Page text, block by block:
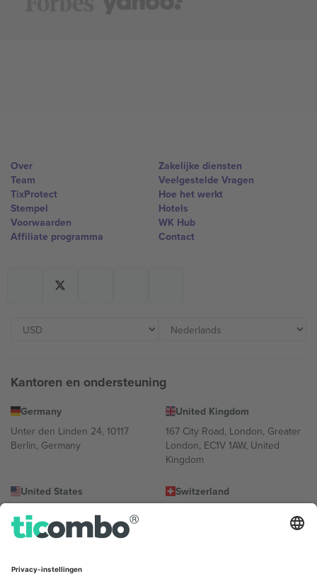
Over
Team
TixProtect
Stempel
Voorwaarden
Affiliate programma
Zakelijke diensten
Veelgestelde Vragen
Hoe het werkt
Hotels
WK Hub
Contact
Kantoren en ondersteuning
Germany
Unter den Linden 24, 10117
Berlin, Germany
United Kingdom
167 City Road, London, Greater
London, EC1V 1AW, United
Kingdom
United States
131 Continental Dr, Suite 305,
Newark, Delaware 19713, United
States
Switzerland